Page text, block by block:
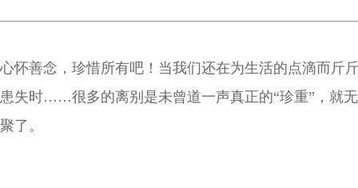
心怀善念，珍惜所有吧！当我们还在为生活的点滴而斤
患失时……很多的离别是未曾道一声真正的“珍重”，就
聚了。